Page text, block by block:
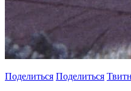
Поделиться Поделиться